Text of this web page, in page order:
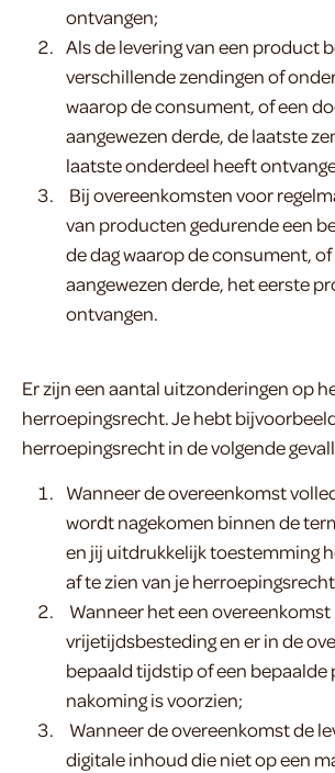
ontvangen;
Als de levering van een product
verschillende zendingen of
waarop de consument, of een
aangewezen derde, de laatste
laatste onderdeel heeft
Bij overeenkomsten voor
van producten gedurende een
de dag waarop de consument,
aangewezen derde, het eerste
ontvangen.
Er zijn een aantal uitzonderingen op
herroepingsrecht. Je hebt
herroepingsrecht in de volgende
Wanneer de overeenkomst
wordt nagekomen binnen de
en jij uitdrukkelijk toestemming
af te zien van je
Wanneer het een
vrijetijdsbesteding en er in de
bepaald tijdstip of een bepaalde
nakoming is voorzien;
Wanneer de overeenkomst de
digitale inhoud die niet op een